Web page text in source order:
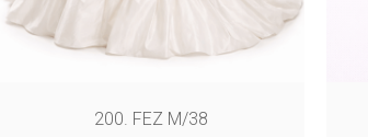
200. FEZ M/38